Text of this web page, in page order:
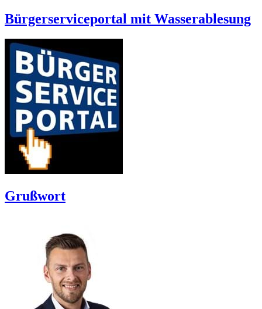
Bürgerserviceportal mit Wasserablesung
Grußwort